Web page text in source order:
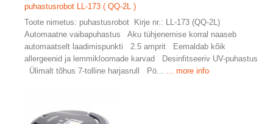
puhastusrobot LL-173 ( QQ-2L )
Toote nimetus: puhastusrobot Kirje nr.: LL-173 (QQ-2L)
Automaatne vaibapuhastus Aku tühjenemise korral naaseb
automaatselt laadimispunkti 2.5 amprit Eemaldab kõik
allergeenid ja lemmikloomade karvad Desinfitseeriv UV-puhastus
Ülimalt tõhus 7-tolline harjasrull Pö... ... more info